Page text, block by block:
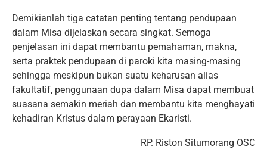
Demikianlah tiga catatan penting tentang pendupaan
dalam Misa dijelaskan secara singkat. Semoga
penjelasan ini dapat membantu pemahaman, makna,
serta praktek pendupaan di paroki kita masing-masing
sehingga meskipun bukan suatu keharusan alias
fakultatif, penggunaan dupa dalam Misa dapat membuat
suasana semakin meriah dan membantu kita menghayati
kehadiran Kristus dalam perayaan Ekaristi.
RP. Riston Situmorang OSC